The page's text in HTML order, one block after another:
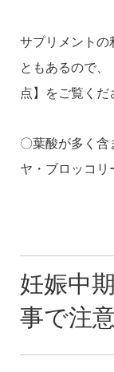
サプリメントの
ともあるので
点】をご覧くだ
〇葉酸が多く含
ヤ・ブロッコリ
妊娠中
事で注